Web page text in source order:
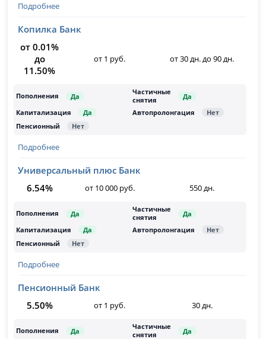
Подробнее
Копилка Банк
от 0.01%
до
11.50%
от 1 руб. от 30 дн. до 90 дн.
Подробнее
Универсальный плюс Банк
6.54%
от 10 000 руб. 550 дн.
Подробнее
Пенсионный Банк
5.50%
от 1 руб. 30 дн.